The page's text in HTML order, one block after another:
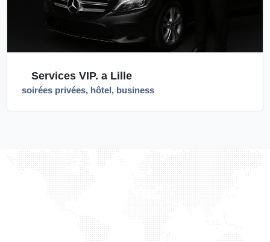
Services VIP. a Lille
soirées privées, hôtel, business
TAXILIGHT